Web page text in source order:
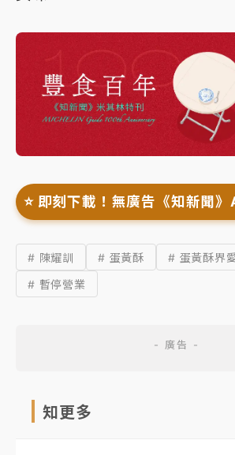
⭐️ 即刻下載！無廣告《知新聞
# 陳耀訓 # 蛋黃酥
# 蛋黃酥界
# 暫停營業
知更多